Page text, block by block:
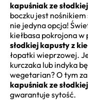
kapuśniak ze
boczku jest
nie jedyna opcja!
kiełbasa pokrojona
słodkiej kapusty z
łopatki wieprzowej.
kurczaka lub indyka
wegetarian? O tym
kapuśniak ze
gwarantuje sytość.